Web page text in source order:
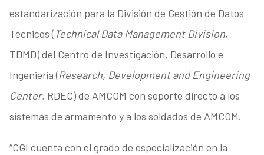
estandarización para la División de Gestión de Datos
Técnicos ( Technical Data Management Division,
TDMD) del Centro de Investigación, Desarrollo e
Ingeniería (Research, Development and Engineering
Center, RDEC) de AMCOM con soporte directo a los
sistemas de armamento y a los soldados de AMCOM.
“CGI cuenta con el grado de especialización en la